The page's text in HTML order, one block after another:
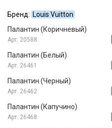
Бренд: Louis Vuitton
Палантин (Коричневый)
20588
Палантин (Белый)
26461
Палантин (Черный)
26462
Палантин (Капучино)
26468